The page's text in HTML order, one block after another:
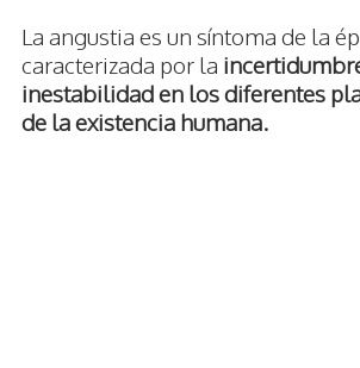
La angustia es un síntoma de la
caracterizada por la
inestabilidad en los diferentes
de la existencia humana.